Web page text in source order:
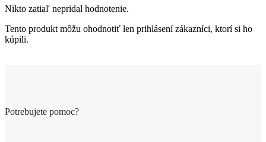
Nikto zatiaľ nepridal hodnotenie.
Tento produkt môžu ohodnotiť len prihlásení zákazníci, ktorí si ho
kúpili.
Potrebujete pomoc?